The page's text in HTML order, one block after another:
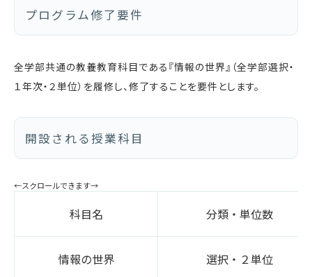
プログラム修了要件
全学部共通の教養教育科目である『情報の世界』（全学部選択・
１年次・２単位）を履修し、修了することを要件とします。
開設される授業科目
科目名 分類・単位数
情報の世界 選択・２単位